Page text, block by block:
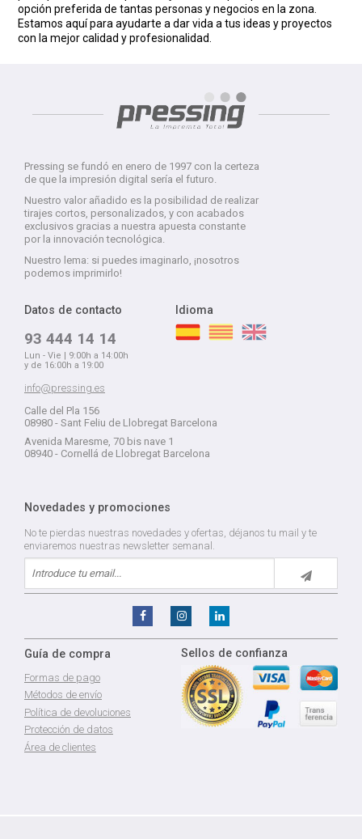
opción preferida de tantas personas y negocios en la zona.
Estamos aquí para ayudarte a dar vida a tus ideas y proyectos
con la mejor calidad y profesionalidad.
Pressing se fundó en enero de 1997 con la certeza
de que la impresión digital sería el futuro.
Nuestro valor añadido es la posibilidad de realizar
tirajes cortos, personalizados, y con acabados
exclusivos gracias a nuestra apuesta constante
por la innovación tecnológica.
Nuestro lema: si puedes imaginarlo, ¡nosotros
podemos imprimirlo!
Datos de contacto
93 444 14 14
Lun - Vie | 9:00h a 14:00h
y de 16:00h a 19:00
info@pressing.es
Calle del Pla 156
08980 - Sant Feliu de Llobregat Barcelona
Avenida Maresme, 70 bis nave 1
08940 - Cornellá de Llobregat Barcelona
Idioma
Novedades y promociones
No te pierdas nuestras novedades y ofertas, déjanos tu mail y te
enviaremos nuestras newsletter semanal.
Guía de compra
Formas de pago
Métodos de envío
Política de devoluciones
Protección de datos
Área de clientes
Sellos de confianza